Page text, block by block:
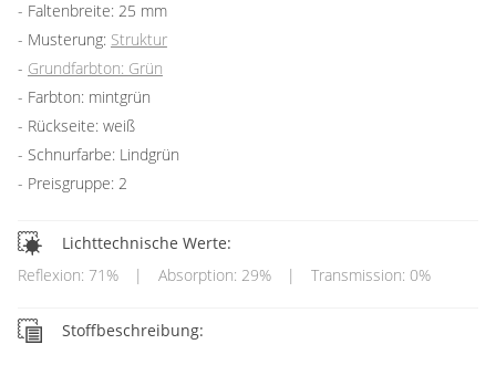
Faltenbreite: 25 mm
Musterung: Struktur
Grundfarbton: Grün
Farbton: mintgrün
Rückseite: weiß
Schnurfarbe: Lindgrün
Preisgruppe: 2
Lichttechnische Werte:
Reflexion: 71%
| Absorption: 29% | Transmission: 0%
Stoffbeschreibung: